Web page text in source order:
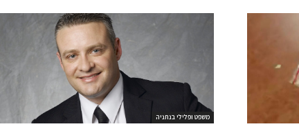
משפט ופלילי בנתניה